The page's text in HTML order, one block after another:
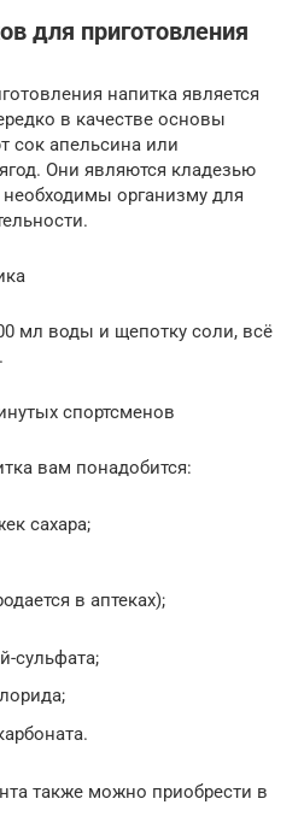
для приготовления
напитка является
в качестве основы
сок апельсина или
Они являются кладезью
организму для
мл воды и щепотку соли, всё
спортсменов
вам понадобится:
сахара;
в аптеках);
сульфата;
также можно приобрести в